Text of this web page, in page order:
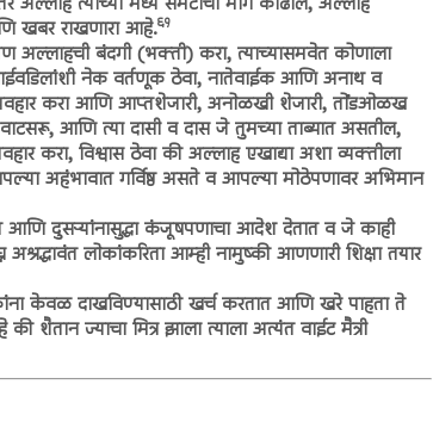
खबर राखणारा आहे.६१
अल्लाहची बंदगी (भक्ती) करा, त्याच्यासमवेत कोणाला
नेक वर्तणूक ठेवा, नातेवाईक आणि अनाथ व
करा आणि आप्तशेजारी, अनोळखी शेजारी, तोंडओळख
आणि त्या दासी व दास जे तुमच्या ताब्यात असतील,
करा, विश्वास ठेवा की अल्लाह एखाद्या अशा व्यक्तीला
अहंभावात गर्विष्ठ असते व आपल्या मोठेपणावर अभिमान
दुसऱ्यांनासुद्धा कंजूषपणाचा आदेश देतात व जे काही
लोकांकरिता आम्ही नामुष्की आणणारी शिक्षा तयार
केवळ दाखविण्यासाठी खर्च करतात आणि खरे पाहता ते
ज्याचा मित्र झाला त्याला अत्यंत वाईट मैत्री